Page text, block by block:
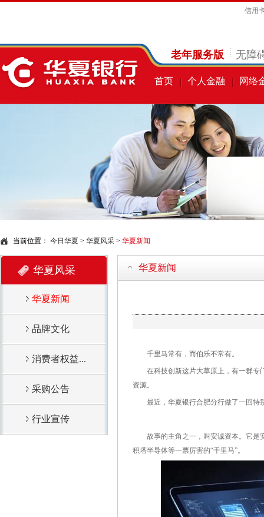
信用
老年服务版 无障
首页 个人金融 网络
当前位置： 今日华夏 > 华夏风采 > 华夏新闻
华夏风采
华夏新闻
品牌文化
消费者权益...
采购公告
行业宣传
华夏新闻
千里马常有，而伯乐不常有。
在科技创新这片大草原上，有一群专门
资源。
最近，华夏银行合肥分行做了一回特
故事的主角之一，叫安诚资本。它是安
积塔半导体等一票厉害的“千里马”。